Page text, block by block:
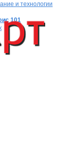
и технологии
101